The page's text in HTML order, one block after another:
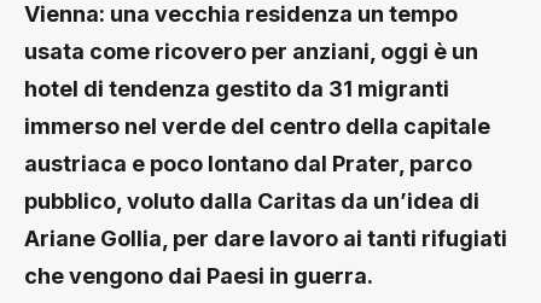
Vienna: una vecchia residenza un tempo
usata come ricovero per anziani, oggi è un
hotel di tendenza gestito da 31 migranti
immerso nel verde del centro della capitale
austriaca e poco lontano dal Prater, parco
pubblico, voluto dalla Caritas da un’idea di
Ariane Gollia, per dare lavoro ai tanti rifugiati
che vengono dai Paesi in guerra.